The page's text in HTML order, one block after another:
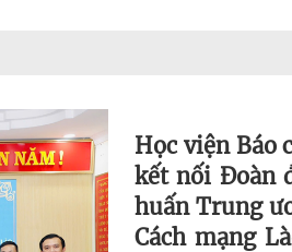
Học viện Báo
kết nối Đoàn
huấn Trung
Cách mạng